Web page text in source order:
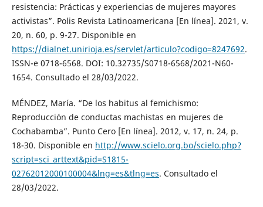
resistencia: Prácticas y experiencias de mujeres mayores
activistas”. Polis Revista Latinoamericana [En línea]. 2021, v.
20, n. 60, p. 9-27. Disponible en
https://dialnet.unirioja.es/servlet/articulo?codigo=8247692.
ISSN-e 0718-6568. DOI: 10.32735/S0718-6568/2021-N60-
1654. Consultado el 28/03/2022.
MÉNDEZ, María. “De los habitus al femichismo:
Reproducción de conductas machistas en mujeres de
Cochabamba”. Punto Cero [En línea]. 2012, v. 17, n. 24, p.
18-30. Disponible en http://www.scielo.org.bo/scielo.php?
script=sci_arttext&pid=S1815-
02762012000100004&lng=es&tlng=es. Consultado el
28/03/2022.